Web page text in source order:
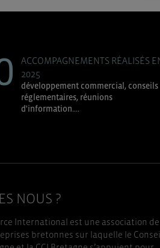
ACCOMPAGNEMENTS RÉALISÉS
2025
développement commercial, conseils
réglementaires, réunions
d'information....
NOUS ?
International est une association de
bretonnes sur laquelle le